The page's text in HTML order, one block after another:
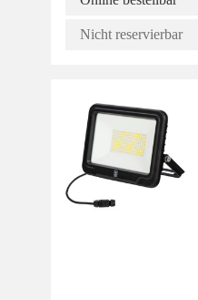
Nicht reservierbar